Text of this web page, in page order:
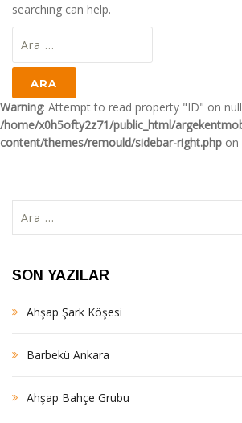
searching can help.
Warning: Attempt to read property "ID" on
/home/x0h5ofty2z71/public_html/
content/themes/remould/sidebar-right.php on
SON YAZILAR
Ahşap Şark Köşesi
Barbekü Ankara
Ahşap Bahçe Grubu